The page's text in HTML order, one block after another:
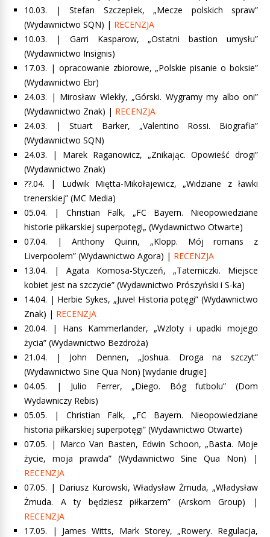
10.03. | Stefan Szczepłek, „Mecze polskich spraw”
(Wydawnictwo SQN) | RECENZJA
10.03. | Garri Kasparow, „Ostatni bastion umysłu”
(Wydawnictwo Insignis)
17.03. | opracowanie zbiorowe, „Polskie pisanie o boksie”
(Wydawnictwo Ebr)
24.03. | Mirosław Wlekły, „Górski. Wygramy my albo oni”
(Wydawnictwo Znak) | RECENZJA
24.03. |Stuart Barker, „Valentino Rossi. Biografia”
(Wydawnictwo SQN)
24.03. | Marek Raganowicz, „Znikając. Opowieść drogi”
(Wydawnictwo Znak)
??.04. | Ludwik Miętta-Mikołajewicz, „Widziane z ławki
trenerskiej” (MC Media)
05.04. | Christian Falk, „FC Bayern.
Nieopowiedziane
historie piłkarskiej superpotęgi„ (Wydawnictwo Otwarte)
07.04. |Anthony Quinn, „Klopp. Mój romans z
Liverpoolem” (Wydawnictwo Agora) | RECENZJA
13.04. | Agata Komosa-Styczeń, „Taterniczki. Miejsce
kobiet jest na szczycie” (Wydawnictwo Prószyński i S-ka)
14.04. | Herbie Sykes, „Juve! Historia potęgi” (Wydawnictwo
Znak) | RECENZJA
20.04. | Hans Kammerlander, „Wzloty i upadki mojego
życia” (Wydawnictwo Bezdroża)
21.04. | John Dennen, „Joshua. Droga na szczyt”
(Wydawnictwo Sine Qua Non) [wydanie drugie]
04.05. | Julio Ferrer, „Diego. Bóg futbolu” (Dom
Wydawniczy Rebis)
05.05. | Christian Falk, „FC Bayern. Nieopowiedziane
historia piłkarskiej superpotęgi” (Wydawnictwo Otwarte)
07.05. | Marco Van Basten, Edwin Schoon, „Basta. Moje
życie, moja prawda”(Wydawnictwo Sine Qua Non) |
RECENZJA
07.05. | Dariusz Kurowski, Władysław Żmuda, „Władysław
Żmuda. A ty będziesz piłkarzem” (Arskom Group) |
RECENZJA
17.05. | James Witts, Mark Storey, „Rowery. Regulacja,